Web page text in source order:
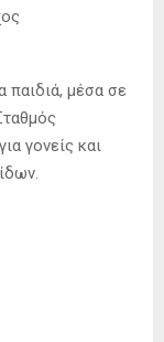
παιδιά, μέσα σε
γονείς και